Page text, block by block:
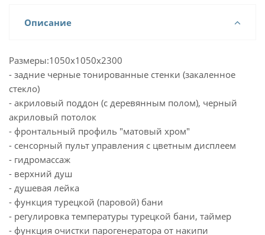
Описание
Размеры:1050х1050х2300
- задние черные тонированные стенки (закаленное
стекло)
- акриловый поддон (с деревянным полом), черный
акриловый потолок
- фронтальный профиль "матовый хром"
- сенсорный пульт управления с цветным дисплеем
- гидромассаж
- верхний душ
- душевая лейка
- функция турецкой (паровой) бани
- регулировка температуры турецкой бани, таймер
- функция очистки парогенератора от накипи